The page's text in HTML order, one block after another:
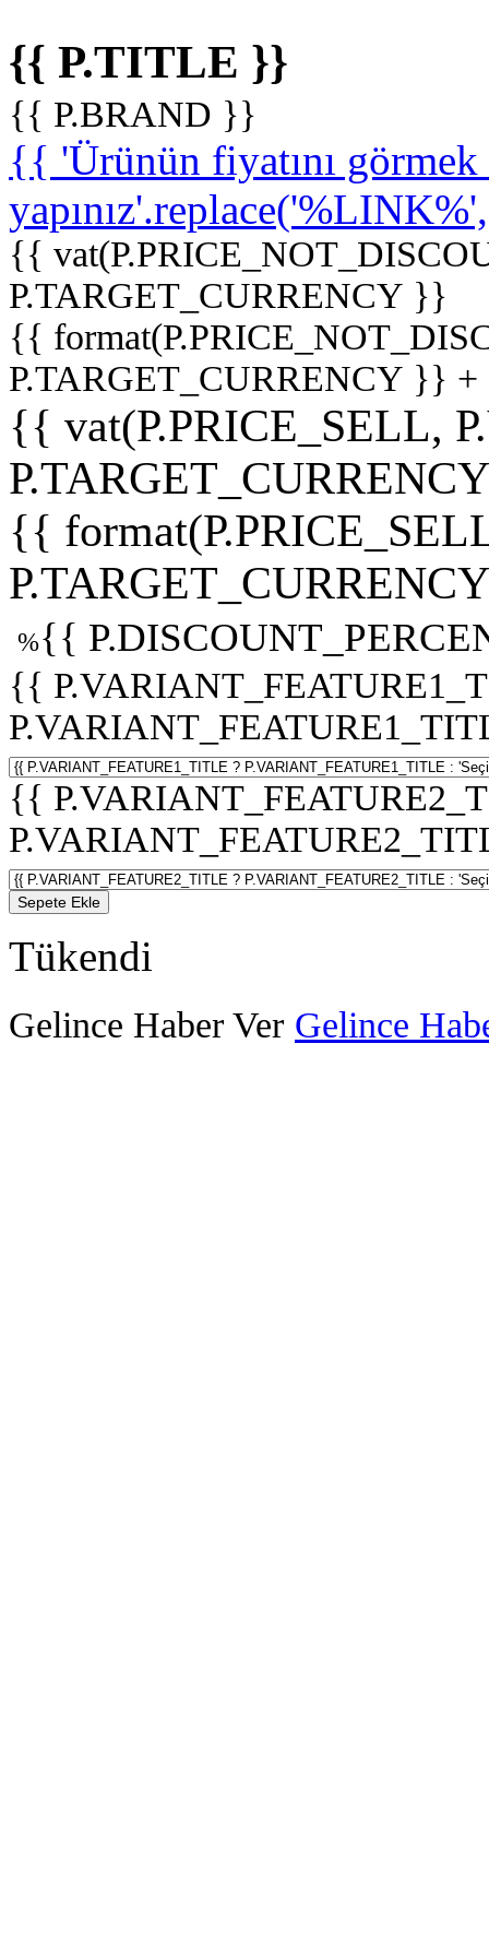
{{ P.TITLE }}
{{ P.BRAND }}
{{ 'Ürünün fiyatını
{{
P.TARGET_CURRENCY }}
{{
P.TARGET_CURRENCY }}
{{ vat(P.PRICE_SELL,
{{
%{{
{{
{{
Sepete Ekle
Tükendi
Gelince Haber Ver Gelince